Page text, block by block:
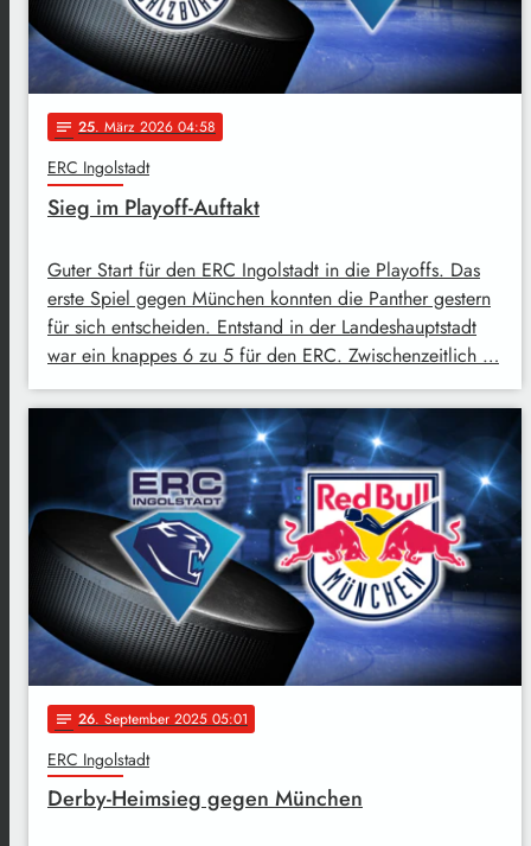
notes 25. März 2026 04:58
ERC Ingolstadt
Sieg im Playoff-Auftakt
Guter Start für den ERC Ingolstadt in die Playoffs. Das
erste Spiel gegen München konnten die Panther gestern
für sich entscheiden. Entstand in der Landeshauptstadt
war ein knappes 6 zu 5 für den ERC. Zwischenzeitlich …
notes 26. September 2025 05:01
ERC Ingolstadt
Derby-Heimsieg gegen München